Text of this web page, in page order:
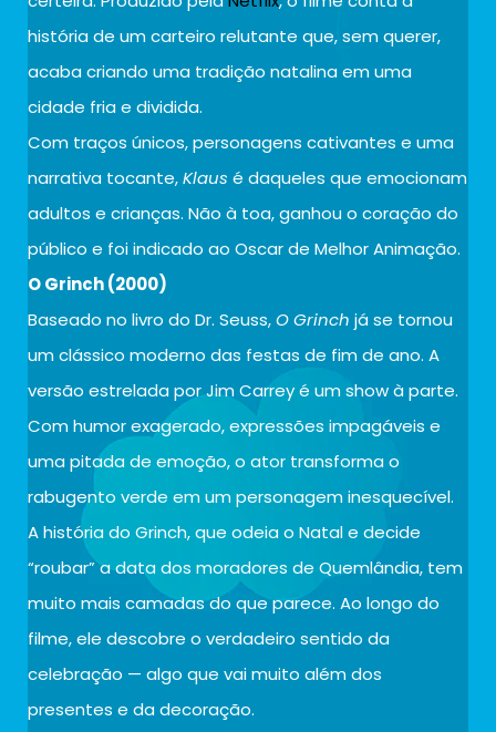
história de um carteiro relutante que, sem querer,
acaba criando uma tradição natalina em uma
cidade fria e dividida.
Com traços únicos, personagens cativantes e uma
narrativa tocante,Klaus é daqueles que emocionam
adultos e crianças. Não à toa, ganhou o coração do
público e foi indicado ao Oscar de Melhor Animação.
O Grinch (2000)
Baseado no livro do Dr. Seuss,O Grinch já se tornou
um clássico moderno das festas de fim de ano. A
versão estrelada por Jim Carrey é um show à parte.
Com humor exagerado, expressões impagáveis e
uma pitada de emoção, o ator transforma o
rabugento verde em um personagem inesquecível.
A história do Grinch, que odeia o Natal e decide
“roubar” a data dos moradores de Quemlândia, tem
muito mais camadas do que parece. Ao longo do
filme, ele descobre o verdadeiro sentido da
celebração — algo que vai muito além dos
presentes e da decoração.